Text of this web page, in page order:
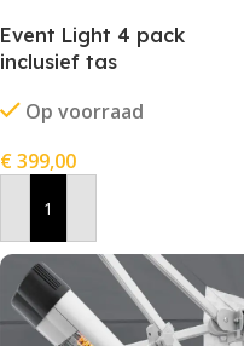
Event Light 4 pack
inclusief tas
Op voorraad
€399,00
In Winkelwagen